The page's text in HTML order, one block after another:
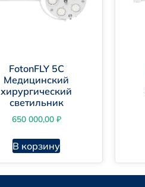
FotonFLY 5С
Медицинский
хирургический
светильник
650 000,00 ₽
В корзину